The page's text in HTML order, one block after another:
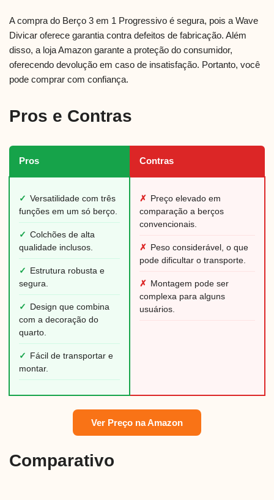
A compra do Berço 3 em 1 Progressivo é segura, pois a Wave
Divicar oferece garantia contra defeitos de fabricação. Além
disso, a loja Amazon garante a proteção do consumidor,
oferecendo devolução em caso de insatisfação. Portanto, você
pode comprar com confiança.
Pros e Contras
Pros Contras
✓ Versatilidade com três
funções em um só berço.
✓ Colchões de alta
qualidade inclusos.
✓
Estrutura robusta e
segura.
✓
Design que combina
com a decoração do
quarto.
✓
Fácil de transportar e
montar.
✗ Preço elevado em
comparação a berços
convencionais.
✗ Peso considerável, o que
pode dificultar o transporte.
✗ Montagem pode ser
complexa para alguns
usuários.
Ver Preço na Amazon
Comparativo